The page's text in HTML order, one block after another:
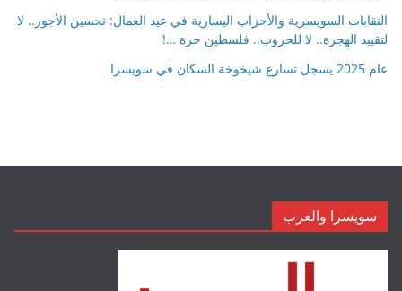
النقابات السويسرية والأحزاب اليسارية في عيد العمال: تحسين الأجور.. لا
لتقييد الهجرة.. لا للحروب.. فلسطين حرة …!
عام 2025 يسجل تسارع شيخوخة السكان في سويسرا
سويسرا والعرب